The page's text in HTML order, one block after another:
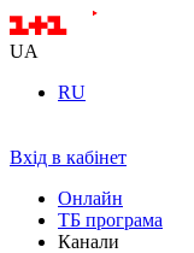
UA
RU
Вхід в кабінет
Онлайн
ТБ програма
Канали